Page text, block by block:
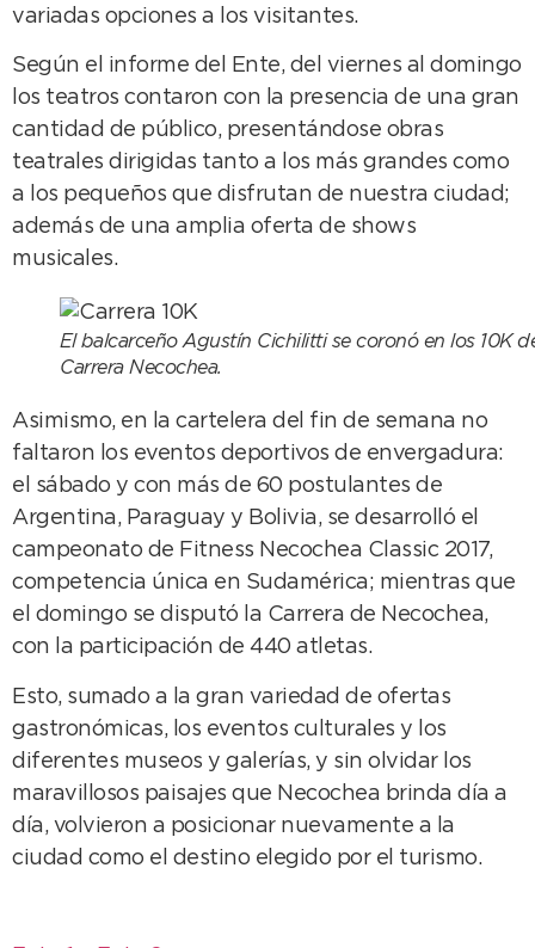
variadas opciones a los visitantes.
Según el informe del Ente, del viernes al domingo
los teatros contaron con la presencia de una gran
cantidad de público, presentándose obras
teatrales dirigidas tanto a los más grandes como
a los pequeños que disfrutan de nuestra ciudad;
además de una amplia oferta de shows
musicales.
El balcarceño Agustín Cichilitti se coronó en los 10K
Carrera Necochea.
Asimismo, en la cartelera del fin de semana no
faltaron los eventos deportivos de envergadura:
el sábado y con más de 60 postulantes de
Argentina, Paraguay y Bolivia, se desarrolló el
campeonato de Fitness Necochea Classic 2017,
competencia única en Sudamérica; mientras que
el domingo se disputó la Carrera de Necochea,
con la participación de 440 atletas.
Esto, sumado a la gran variedad de ofertas
gastronómicas, los eventos culturales y los
diferentes museos y galerías, y sin olvidar los
maravillosos paisajes que Necochea brinda día a
día, volvieron a posicionar nuevamente a la
ciudad como el destino elegido por el turismo.